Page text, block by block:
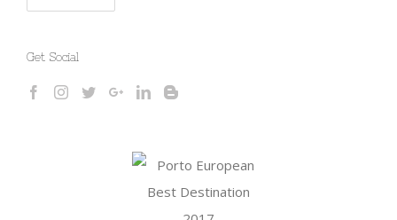
Get Social